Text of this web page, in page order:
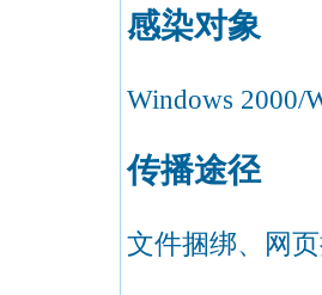
感染对象
Windows 2000/
传播途径
文件捆绑、网